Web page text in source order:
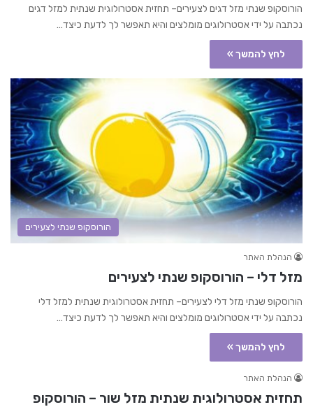
הורוסקופ שנתי מזל דגים לצעירים– תחזית אסטרולוגית שנתית למזל דגים
נכתבה על ידי אסטרולוגים מומלצים והיא תאפשר לך לדעת כיצד…
לחץ להמשך »
הורוסקופ שנתי לצעירים
הנהלת האתר
מזל דלי – הורוסקופ שנתי לצעירים
הורוסקופ שנתי מזל דלי לצעירים– תחזית אסטרולוגית שנתית למזל דלי
נכתבה על ידי אסטרולוגים מומלצים והיא תאפשר לך לדעת כיצד…
לחץ להמשך »
הנהלת האתר
תחזית אסטרולוגית שנתית מזל שור – הורוסקופ